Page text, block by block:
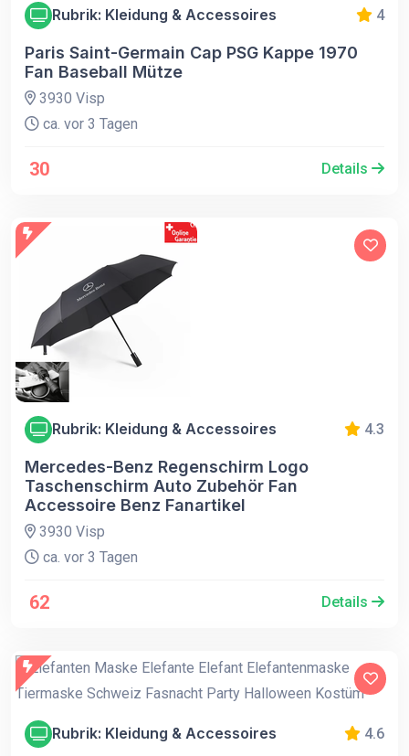
Rubrik: Kleidung & Accessoires 4
Paris Saint-Germain Cap PSG Kappe 1970
Fan Baseball Mütze
3930 Visp
ca. vor 3 Tagen
30 Details
Rubrik: Kleidung & Accessoires 4.3
Mercedes-Benz Regenschirm Logo
Taschenschirm Auto Zubehör Fan
Accessoire Benz Fanartikel
3930 Visp
ca. vor 3 Tagen
62 Details
Rubrik: Kleidung & Accessoires 4.6